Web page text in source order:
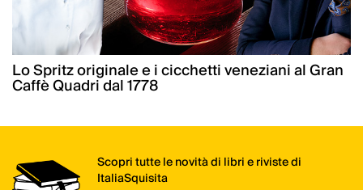
Lo Spritz originale e i cicchetti veneziani al Gran
Caffè Quadri dal 1778
Scopri tutte le novità di libri e riviste di
ItaliaSquisita